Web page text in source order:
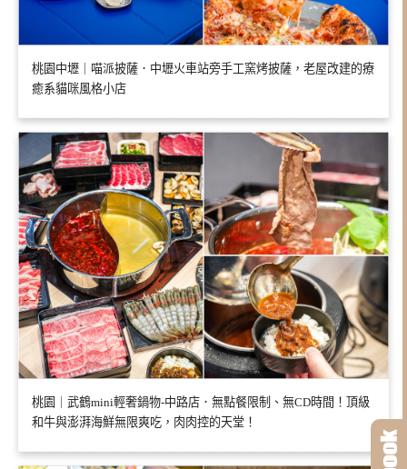
桃園中壢｜喵派披薩．中壢火車站旁手工窯烤披薩，老屋改建的療
癒系貓咪風格小店
桃園｜武鶴mini輕奢鍋物-中路店．無點餐限制、無CD時間！頂級
和牛與澎湃海鮮無限爽吃，肉肉控的天堂！